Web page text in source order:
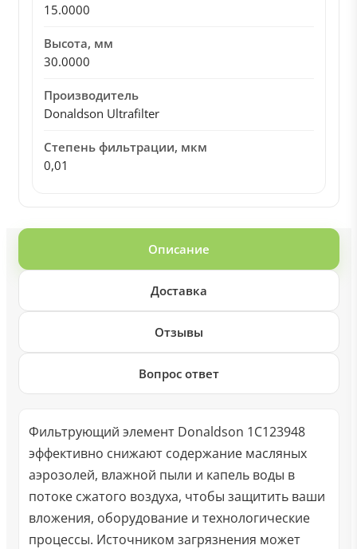
15.0000
Высота, мм
30.0000
Производитель
Donaldson Ultrafilter
Степень фильтрации, мкм
0,01
Описание
Доставка
Отзывы
Вопрос ответ
Фильтрующий элемент Donaldson 1C123948
эффективно снижают содержание масляных
аэрозолей, влажной пыли и капель воды в
потоке сжатого воздуха, чтобы защитить ваши
вложения, оборудование и технологические
процессы. Источником загрязнения может